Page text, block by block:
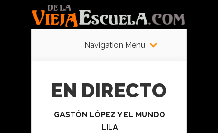
Navigation Menu
EN DIRECTO
GASTÓN LÓPEZ Y EL MUNDO
LILA